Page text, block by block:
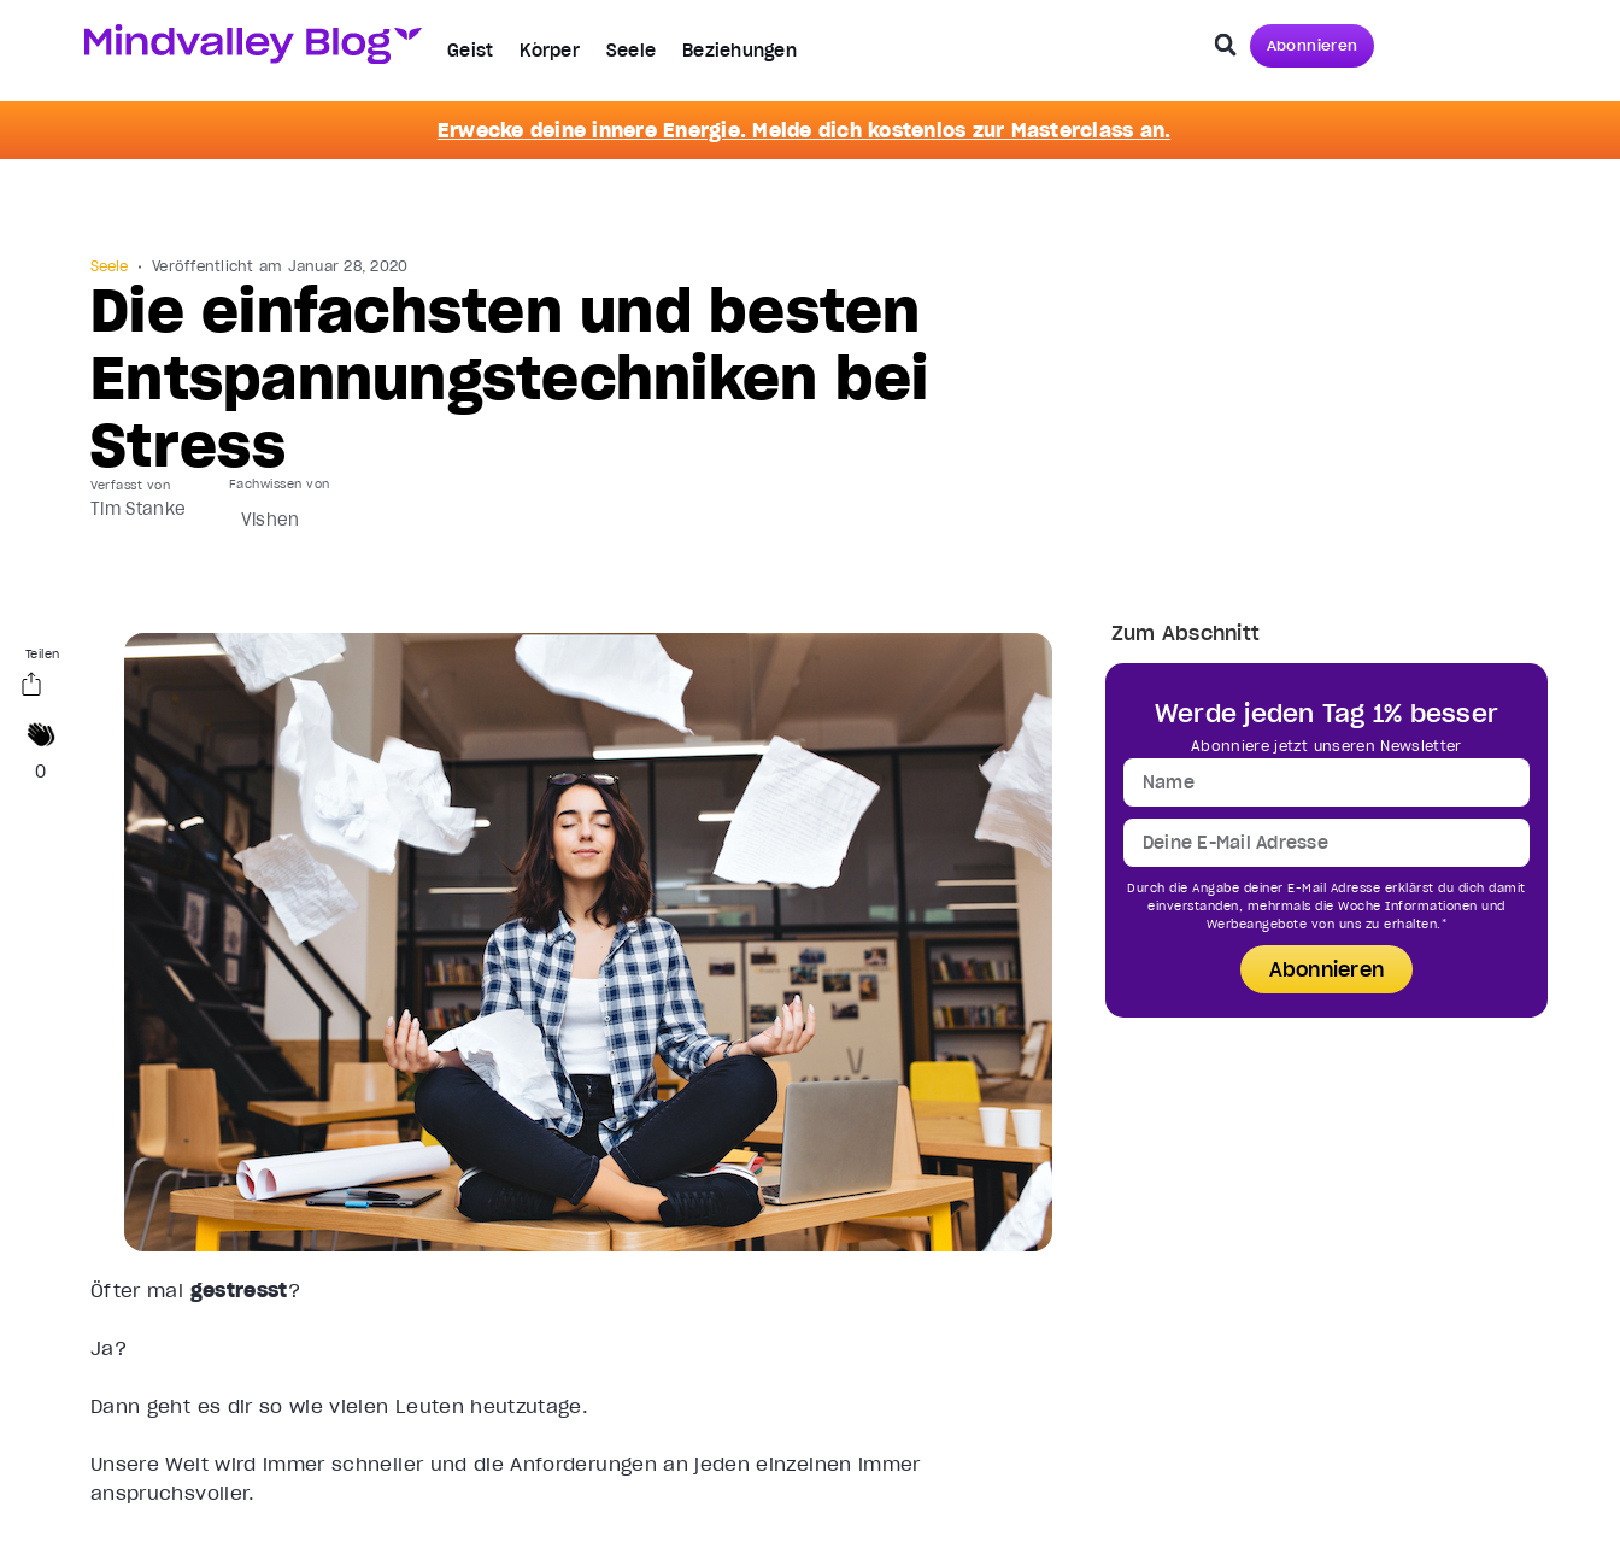
Geist Körper Seele Beziehungen Abonnieren
Erwecke deine innere Energie. Melde dich kostenlos zur Masterclass an.
Seele Veröffentlicht am Januar 28, 2020
Die einfachsten und besten
Entspannungstechniken bei
Stress
Verfasst von
Tim Stanke Vishen
Teilen
0
Öfter mal gestresst?
Ja?
Dann geht es dir so wie vielen Leuten heutzutage.
Unsere Welt wird immer schneller und die Anforderungen an jeden einzelnen immer
anspruchsvoller.
Zum Abschnitt
Werde jeden Tag 1% besser
Abonniere jetzt unseren Newsletter
Durch die Angabe deiner E-Mail Adresse erklärst du dich damit
einverstanden, mehrmals die Woche Informationen und
Werbeangebote von uns zu erhalten.*
Abonnieren